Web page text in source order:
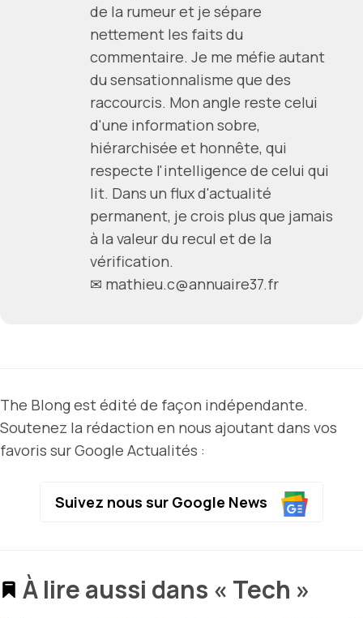
de la rumeur et je sépare
nettement les faits du
commentaire. Je me méfie autant
du sensationnalisme que des
raccourcis. Mon angle reste celui
d'une information sobre,
hiérarchisée et honnête, qui
respecte l'intelligence de celui qui
lit. Dans un flux d'actualité
permanent, je crois plus que jamais
à la valeur du recul et de la
vérification.
✉ mathieu.c@annuaire37.fr
The Blong est édité de façon indépendante.
Soutenez la rédaction en nous ajoutant dans vos
favoris sur Google Actualités :
Suivez nous sur Google News
À lire aussi dans « Tech »